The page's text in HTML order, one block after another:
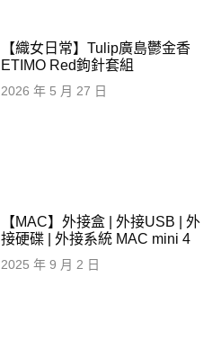
【織女日常】Tulip廣島鬱金香
ETIMO Red鉤針套組
2026 年 5 月 27 日
【MAC】外接盒 | 外接USB | 外
接硬碟 | 外接系統 MAC mini 4
2025 年 9 月 2 日